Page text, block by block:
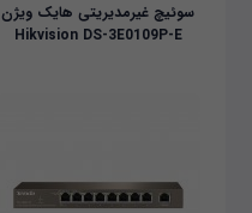
سوئیچ غیرمدیریتی هایک ویژن
Hikvision DS-3E0109P-E